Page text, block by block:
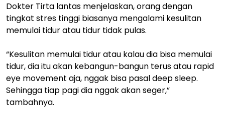
Dokter Tirta lantas menjelaskan, orang dengan
tingkat stres tinggi biasanya mengalami kesulitan
memulai tidur atau tidur tidak pulas.
“Kesulitan memulai tidur atau kalau dia bisa memulai
tidur, dia itu akan kebangun-bangun terus atau rapid
eye movement aja, nggak bisa pasal deep sleep.
Sehingga tiap pagi dia nggak akan seger,”
tambahnya.